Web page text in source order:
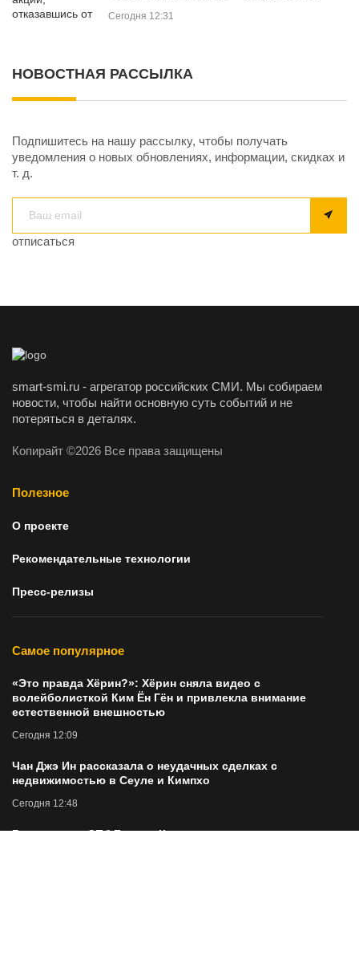
Сегодня 12:31
НОВОСТНАЯ РАССЫЛКА
Подпишитесь на нашу рассылку, чтобы получать
уведомления о новых обновлениях, информации, скидках и
т. д.
отписаться
smart-smi.ru - агрегатор российских СМИ. Мы собираем
новости, чтобы найти основную суть событий и не
потеряться в деталях.
Копирайт ©2026 Все права защищены
Полезное
О проекте
Рекомендательные технологии
Пресс-релизы
Самое популярное
«Это правда Хёрин?»: Хёрин сняла видео с
волейболисткой Ким Ён Гён и привлекла внимание
естественной внешностью
Сегодня 12:09
Чан Джэ Ин рассказала о неудачных сделках с
недвижимостью в Сеуле и Кимпхо
Сегодня 12:48
Гендиректор СПб Биржи: К рассмотрению вопроса о